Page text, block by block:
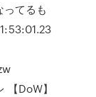
てるも
DoW】